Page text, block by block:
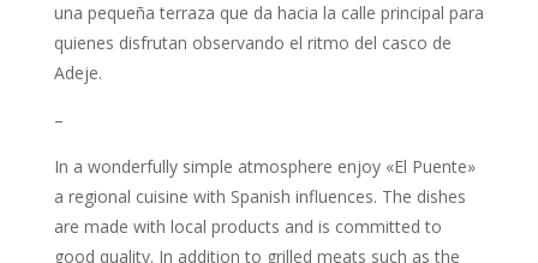
una pequeña terraza que da hacia la calle principal para
quienes disfrutan observando el ritmo del casco de
Adeje.
–
In a wonderfully simple atmosphere enjoy «El Puente»
a regional cuisine with Spanish influences. The dishes
are made with local products and is committed to
good quality. In addition to grilled meats such as the